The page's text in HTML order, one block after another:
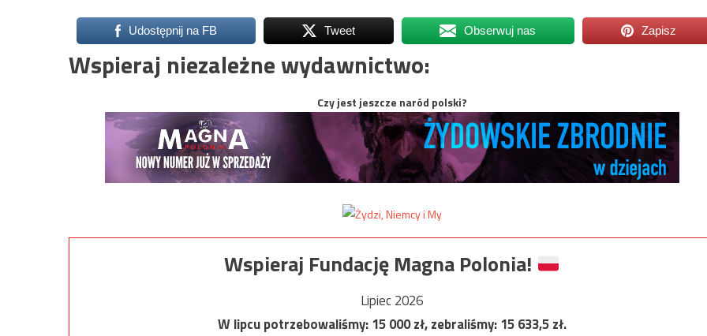
Udostępnij na FB Tweet Obserwuj nas Zapisz
Wspieraj niezależne wydawnictwo:
Czy jest jeszcze naród polski?
Wspieraj Fundację Magna Polonia!
Lipiec 2026
W lipcu potrzebowaliśmy:15 000zł, zebraliśmy:15 633,5zł.